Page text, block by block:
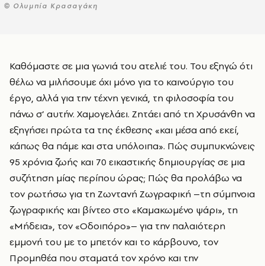
© Ολυμπία Κρασαγάκη
Καθόμαστε σε μια γωνιά του ατελιέ του. Του εξηγώ ότι
θέλω να μιλήσουμε όχι μόνο για το καινούργιο του
έργο, αλλά για την τέχνη γενικά, τη φιλοσοφία του
πάνω σ’ αυτήν. Χαμογελάει. Ζητάει από τη Χρυσάνθη να
εξηγήσει πρώτα τα της έκθεσης «και μέσα από εκεί,
κάπως θα πάμε και στα υπόλοιπα». Πώς συμπυκνώνεις
95 χρόνια ζωής και 70 εικαστικής δημιουργίας σε μια
συζήτηση μίας περίπου ώρας; Πώς θα προλάβω να
τον ρωτήσω για τη Ζωντανή Ζωγραφική –τη σύμπνοια
ζωγραφικής και βίντεο στο «Καμακωμένο ψάρι», τη
«Μήδεια», τον «Οδοιπόρο»– για την παλαιότερη
εμμονή του με το μπετόν και το κάρβουνο, τον
Προμηθέα που σταματά τον χρόνο και την